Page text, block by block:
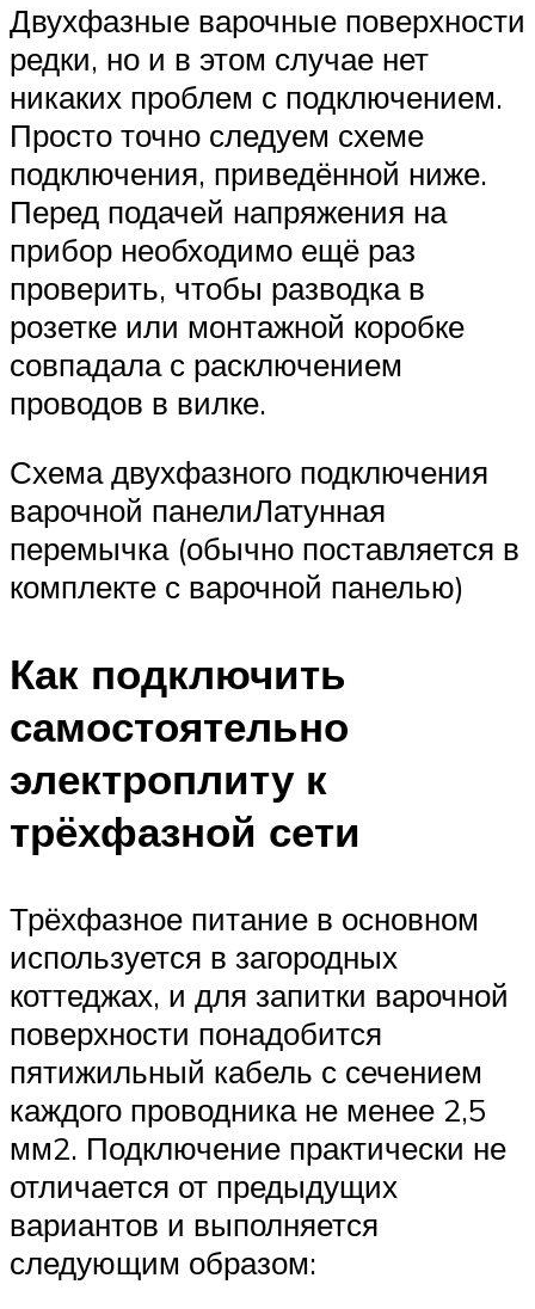
Двухфазные варочные поверхности
редки, но и в этом случае нет
никаких проблем с подключением.
Просто точно следуем схеме
подключения, приведённой ниже.
Перед подачей напряжения на
прибор необходимо ещё раз
проверить, чтобы разводка в
розетке или монтажной коробке
совпадала с расключением
проводов в вилке.
Схема двухфазного подключения
варочной панелиЛатунная
перемычка (обычно поставляется в
комплекте с варочной панелью)
Как подключить
самостоятельно
электроплиту к
трёхфазной сети
Трёхфазное питание в основном
используется в загородных
коттеджах, и для запитки варочной
поверхности понадобится
пятижильный кабель с сечением
каждого проводника не менее 2,5
мм2. Подключение практически не
отличается от предыдущих
вариантов и выполняется
следующим образом: